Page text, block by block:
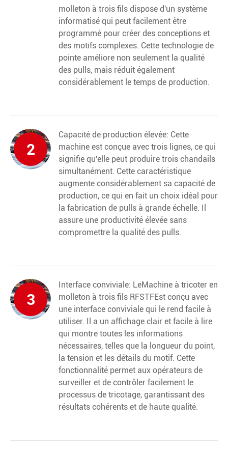
molleton à trois fils dispose d'un système
informatisé qui peut facilement être
programmé pour créer des conceptions et
des motifs complexes. Cette technologie de
pointe améliore non seulement la qualité
des pulls, mais réduit également
considérablement le temps de production.
2
Capacité de production élevée: Cette
machine est conçue avec trois lignes, ce qui
signifie qu'elle peut produire trois chandails
simultanément. Cette caractéristique
augmente considérablement sa capacité de
production, ce qui en fait un choix idéal pour
la fabrication de pulls à grande échelle. Il
assure une productivité élevée sans
compromettre la qualité des pulls.
3
Interface conviviale: LeMachine à tricoter en
molleton à trois fils RFSTFEst conçu avec
une interface conviviale qui le rend facile à
utiliser. Il a un affichage clair et facile à lire
qui montre toutes les informations
nécessaires, telles que la longueur du point,
la tension et les détails du motif. Cette
fonctionnalité permet aux opérateurs de
surveiller et de contrôler facilement le
processus de tricotage, garantissant des
résultats cohérents et de haute qualité.